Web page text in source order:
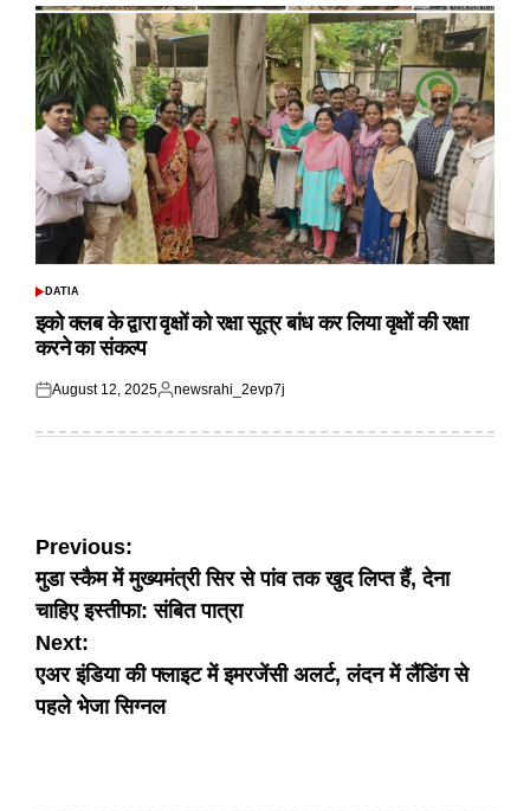
POSTED
DATIA
इको क्लब के द्वारा वृक्षों को रक्षा सूत्र बांध कर लिया वृक्षों की रक्षा
करने का संकल्प
Posted
August 12, 2025
Posted
newsrahi_2evp7j
Post
navigation
Previous:
मुडा स्कैम में मुख्यमंत्री सिर से पांव तक खुद लिप्त हैं, देना
चाहिए इस्तीफा: संबित पात्रा
Next:
एअर इंडिया की फ्लाइट में इमरजेंसी अलर्ट, लंदन में लैंडिंग से
पहले भेजा सिग्नल